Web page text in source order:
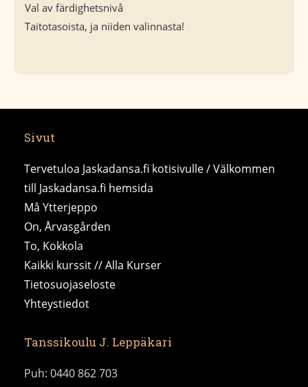
Val av färdighetsnivå
Taitotasoista, ja niiden valinnasta!
Sivut
Tervetuloa Jaskadansa.fi kotisivulle / Välkommen
till Jaskadansa.fi hemsida
Må Ytterjeppo
On, Årvasgården
To, Kokkola
Kaikki kurssit // Alla Kurser
Tietosuojaseloste
Yhteystiedot
Tanssikoulu J. Leppäkari
Puh: 0440 862 703